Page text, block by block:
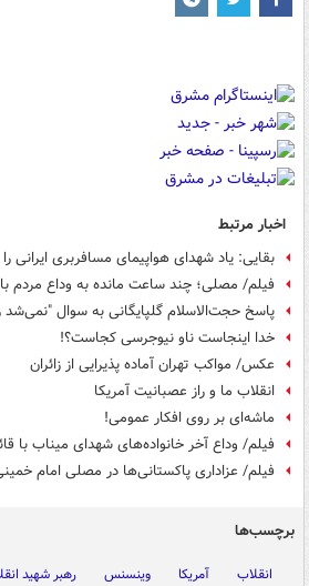
اخبار مرتبط
بقایی: یاد شهدای هواپیمای مسافربری ایرانی
فیلم/ مصلی؛ چند ساعت مانده به وداع مردم
پاسخ حجت‌الاسلام گلپایگانی به سوال "نمی‌شد
خدا اینجاست ناو نیوجرسی کجاست؟!
عکس/ مواکب تهران آماده پذیرایی از زائران
انقلاب ما و راز عصبانیت آمریکا
ماشه‌ای بر روی افکار عمومی!
فیلم/ وداع آخر خانواده‌های شهدای میناب با
فیلم/ عزاداری پاکستانی‌ها در مصلی امام
برچسب‌ها
انقلاب آمریکا وینسنس رهبر شهید